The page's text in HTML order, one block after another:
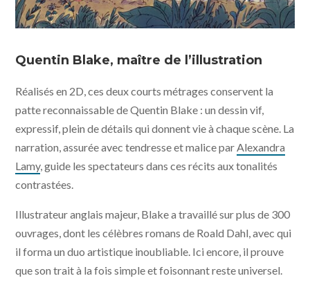
Blake" © Eagle Eye Drama Limited MMXX1V - Little
Quentin Blake, maître de l’illustration
Réalisés en 2D, ces deux courts métrages conservent la
patte reconnaissable de Quentin Blake : un dessin vif,
expressif, plein de détails qui donnent vie à chaque scène. La
narration, assurée avec tendresse et malice parAlexandra
Lamy, guide les spectateurs dans ces récits aux tonalités
contrastées.
Illustrateur anglais majeur, Blake a travaillé sur plus de 300
ouvrages, dont les célèbres romans de Roald Dahl, avec qui
il forma un duo artistique inoubliable. Ici encore, il prouve
que son trait à la fois simple et foisonnant reste universel.